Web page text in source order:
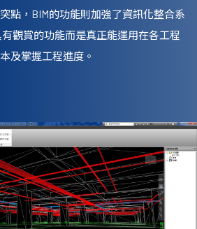
點，BIM的功能則加強了資訊化整合系
觀賞的功能而是真正能運用在各工程
及掌握工程進度。